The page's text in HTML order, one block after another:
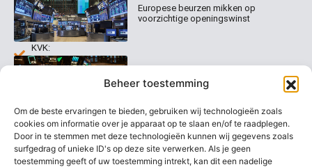
Beheer toestemming
Om de beste ervaringen te bieden, gebruiken wij technologieën zoals
cookies om informatie over je apparaat op te slaan en/of te raadplegen.
Door in te stemmen met deze technologieën kunnen wij gegevens zoals
surfgedrag of unieke ID's op deze site verwerken. Als je geen
toestemming geeft of uw toestemming intrekt, kan dit een nadelige
Contact
Welk
abonnement
kiezen
0020
info@beurstrader.nl
KVK:
99197022
Europese beurzen mikken op
voorzichtige openingswinst
Europese beurzen blijven dicht bij
recordstanden
AEX nadert opnieuw zijn hoogste
niveau ooit